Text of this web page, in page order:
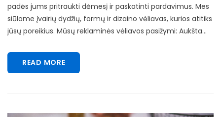
padės jums pritraukti dėmesį ir paskatinti pardavimus. Mes
siūlome įvairių dydžių, formų ir dizaino vėliavas, kurios atitiks
jūsų poreikius. Mūsų reklaminės vėliavos pasižymi: Aukšta...
READ MORE